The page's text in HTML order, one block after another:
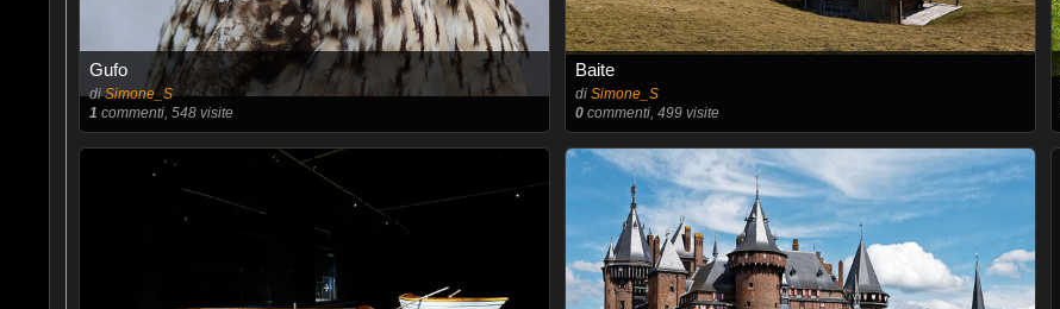
Gufo
diSimone_S
1 commenti, 548 visite
Baite
di Simone_S
0commenti, 499 visite